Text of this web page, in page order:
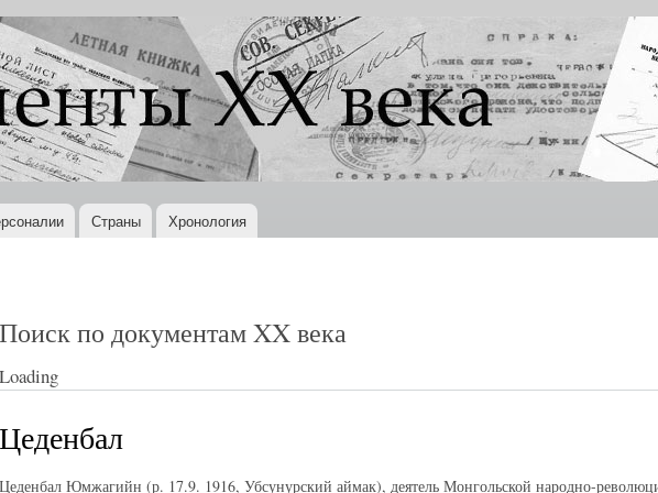
Перейти к
основному
содержанию
Страны Хронология
Поиск по документам XX века
Loading
Цеденбал
Цеденбал Юмжагийн (р. 17.9. 1916, Убсунурский аймак), деятель Монгольской народно-